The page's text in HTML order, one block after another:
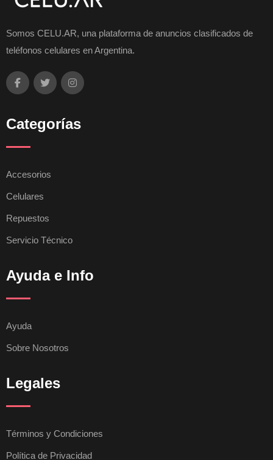
Somos CELU.AR, una plataforma de anuncios clasificados de
teléfonos celulares en Argentina.
Categorías
Accesorios
Celulares
Repuestos
Servicio Técnico
Ayuda e Info
Ayuda
Sobre Nosotros
Legales
Términos y Condiciones
Política de Privacidad